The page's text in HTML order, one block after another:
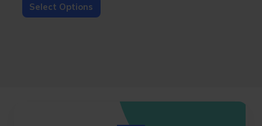
Select Options